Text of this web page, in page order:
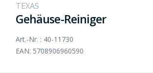
TEXAS
Gehäuse-Reiniger
Art.-Nr. : 40-11730
EAN: 5708906960590